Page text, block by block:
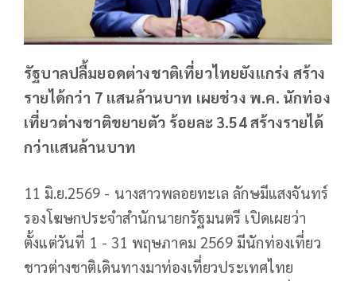
รัฐบาลปลื้มยอดต่างชาติเที่ยวไทยยังแกร่ง สร้าง
รายได้กว่า 7 แสนล้านบาท เผยช่วง พ.ค. นักท่อง
เที่ยวต่างชาติขยายตัว ร้อยละ 3.54 สร้างรายได้
กว่าแสนล้านบาท
11 มิ.ย.2569 - นางสาวพลอยทะเล ลักษมีแสงจันทร์
รองโฆษกประจำสำนักนายกรัฐมนตรี เปิดเผยว่า
ตั้งแต่วันที่ 1 - 31 พฤษภาคม 2569 มีนักท่องเที่ยว
ชาวต่างชาติเดินทางมาท่องเที่ยวประเทศไทย